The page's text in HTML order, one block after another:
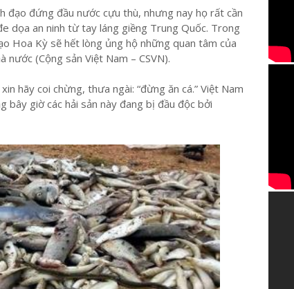
đạo đứng đầu nước cựu thù, nhưng nay họ rất cần
dọa an ninh từ tay láng giềng Trung Quốc. Trong
Hoa Kỳ sẽ hết lòng ủng hộ những quan tâm của
(Cộng sản Việt Nam – CSVN).
hãy coi chừng, thưa ngài: “đừng ăn cá.” Việt Nam
bây giờ các hải sản này đang bị đầu độc bởi